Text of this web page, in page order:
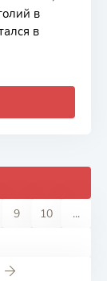
в
в
9 10
...